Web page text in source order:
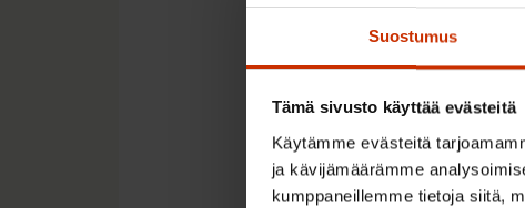
Suostumus
Tämä sivusto käyttää evästeitä
Käytämme evästeitä
ja kävijämäärämme
kumppaneillemme tietoja siitä,
• Lapinlahti: PAMin 2.
• Nurmijärvi: Puuliiton
• Pieksämäki: JHL:n
• Savonlinna: PAMin 1.
• Siilinjärvi: PAMin 2.